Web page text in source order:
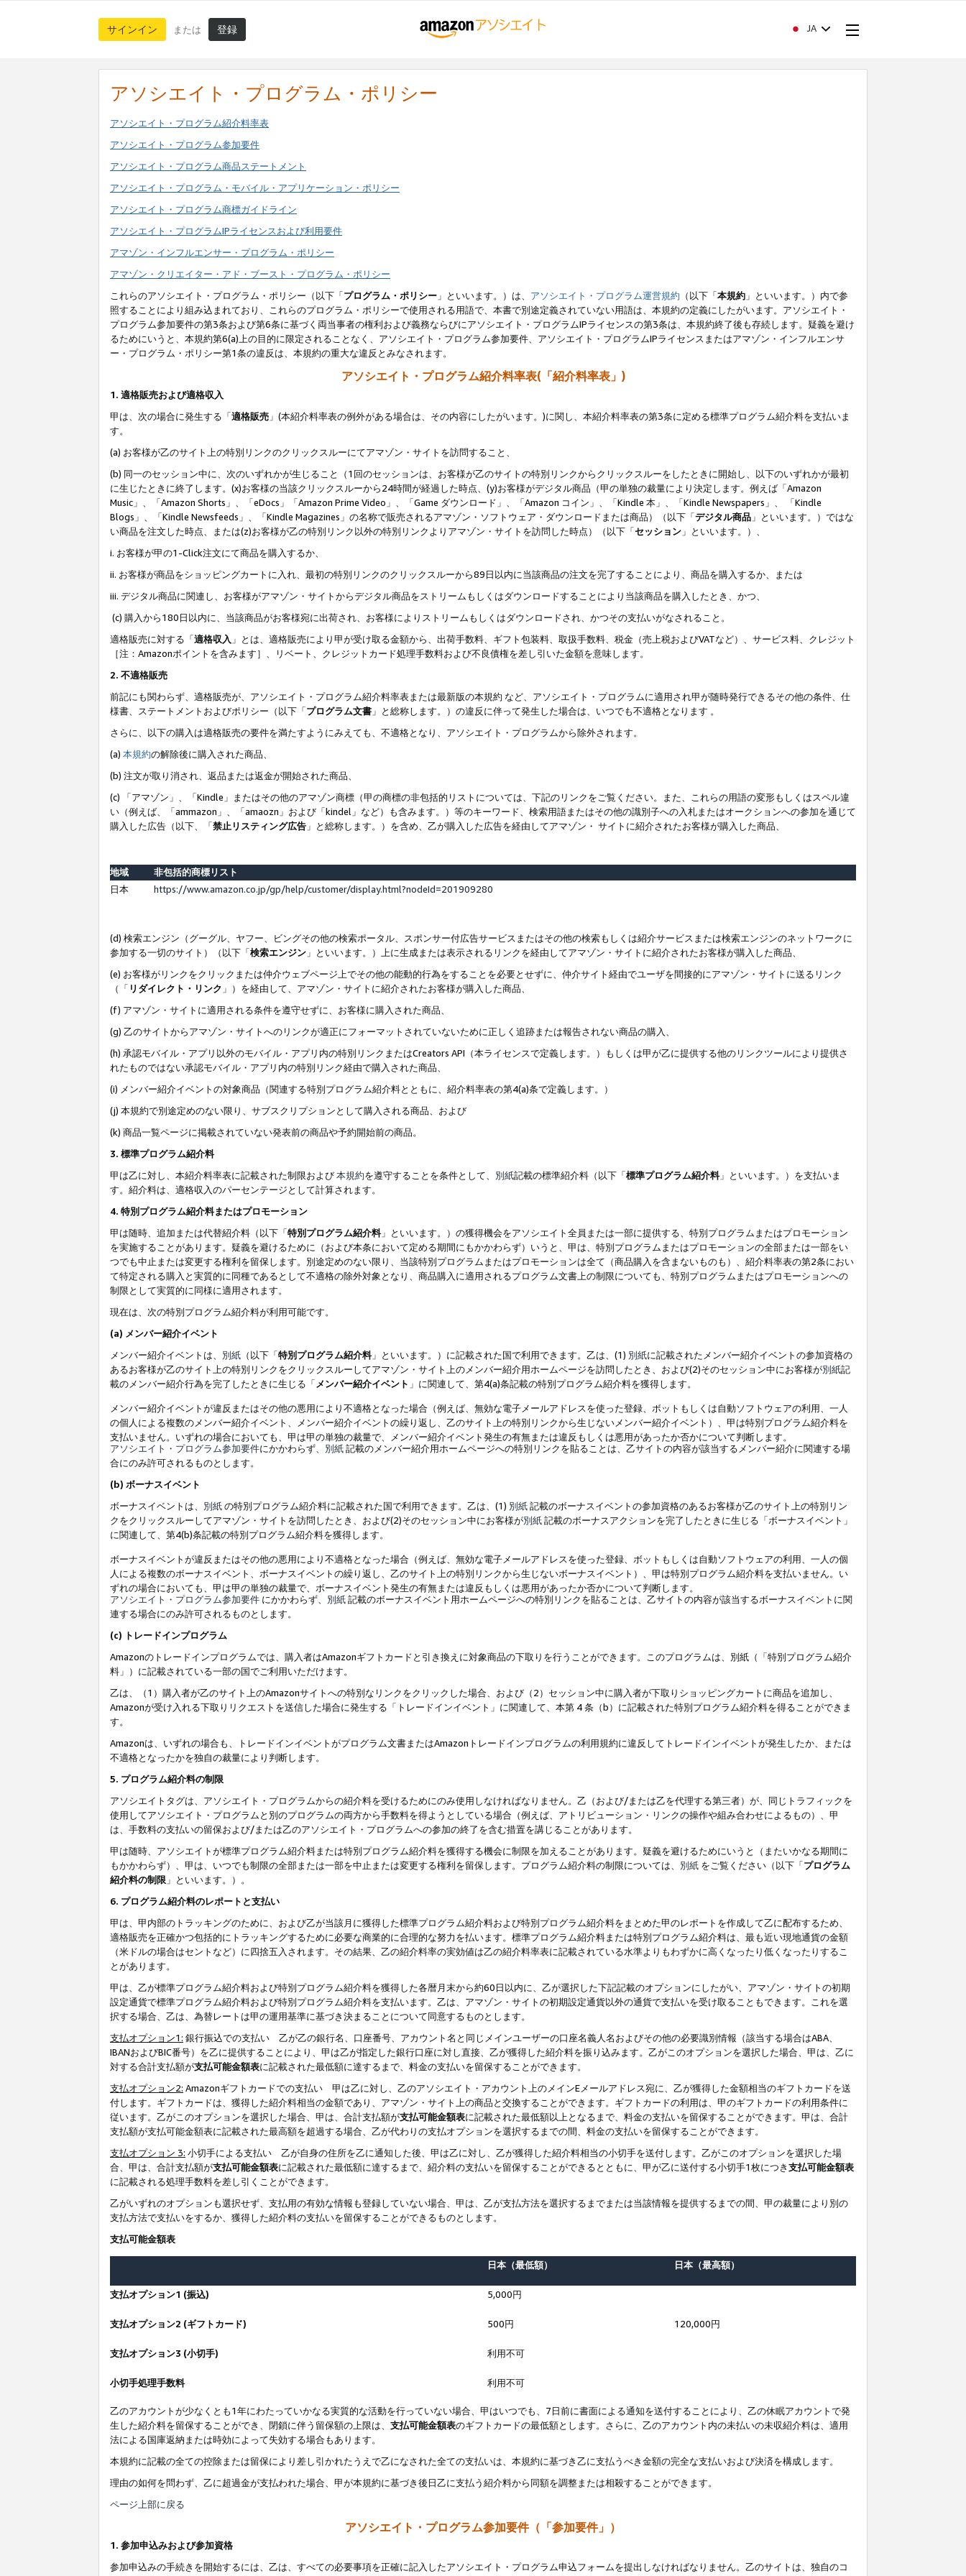
サインイン または 登録 JA
アソシエイト・プログラム・ポリシー
アソシエイト・プログラム紹介料率表
アソシエイト・プログラム参加要件
アソシエイト・プログラム商品ステートメント
アソシエイト・プログラム・モバイル・アプリケーション・ポリシー
アソシエイト・プログラム商標ガイドライン
アソシエイト・プログラムIPライセンスおよび利用要件
アマゾン・インフルエンサー・プログラム・ポリシー
アマゾン・クリエイター・アド・ブースト・プログラム・ポリシー
これらのアソシエイト・プログラム・ポリシー（以下「プログラム・ポリシー 」といいます。）は、 アソシエイト・プログラム運営規約 （以下「本規約 」といいます。）内で参
照することにより組み込まれており、これらのプログラム・ポリシーで使用される用語で、本書で別途定義されていない用語は、本規約の定義にしたがいます。アソシエイト・
プログラム参加要件の第3条および第6条に基づく両当事者の権利および義務ならびにアソシエイト・プログラムIPライセンスの第3条は、本規約終了後も存続します。疑義を避け
るためにいうと、本規約第6(a)上の目的に限定されることなく、アソシエイト・プログラム参加要件、アソシエイト・プログラムIPライセンスまたはアマゾン・インフルエンサ
ー・プログラム・ポリシー第1条の違反は、本規約の重大な違反とみなされます。
アソシエイト・プログラム紹介料率表(「紹介料率表」)
1. 適格販売および適格収入
甲は、次の場合に発生する「適格販売 」(本紹介料率表の例外がある場合は、その内容にしたがいます。)に関し、本紹介料率表の第3条に定める標準プログラム紹介料を支払いま
す。
(a) お客様が乙のサイト上の特別リンクのクリックスルーにてアマゾン・サイトを訪問すること、
(b) 同一のセッション中に、次のいずれかが生じること（1回のセッションは、お客様が乙のサイトの特別リンクからクリックスルーをしたときに開始し、以下のいずれかが最初
に生じたときに終了します。(x)お客様の当該クリックスルーから24時間が経過した時点、(y)お客様がデジタル商品（甲の単独の裁量により決定します。例えば「Amazon
Music」、「Amazon Shorts」、「eDocs」「Amazon Prime Video」、「Game ダウンロード」、「Amazon コイン」、「Kindle 本」、「Kindle Newspapers」、 「Kindle
Blogs」、「Kindle Newsfeeds」、「Kindle Magazines」の名称で販売されるアマゾン・ソフトウェア・ダウンロードまたは商品）（以下「デジタル商品 」といいます。）ではな
い商品を注文した時点、または(z)お客様が乙の特別リンク以外の特別リンクよりアマゾン・サイトを訪問した時点）（以下「セッション 」といいます。）、
i. お客様が甲の1-Click注文にて商品を購入するか、
ii. お客様が商品をショッピングカートに入れ、最初の特別リンクのクリックスルーから89日以内に当該商品の注文を完了することにより、商品を購入するか、または
iii. デジタル商品に関連し、お客様がアマゾン・サイトからデジタル商品をストリームもしくはダウンロードすることにより当該商品を購入したとき、かつ、
(c) 購入から180日以内に、当該商品がお客様宛に出荷され、お客様によりストリームもしくはダウンロードされ、かつその支払いがなされること。
適格販売に対する「適格収入 」とは、適格販売により甲が受け取る金額から、出荷手数料、ギフト包装料、取扱手数料、税金（売上税およびVATなど）、サービス料、クレジット
［注：Amazonポイントを含みます］、リベート、クレジットカード処理手数料および不良債権を差し引いた金額を意味します。
2. 不適格販売
前記にも関わらず、適格販売が、アソシエイト・プログラム紹介料率表または最新版の本規約 など、アソシエイト・プログラムに適用され甲が随時発行できるその他の条件、仕
様書、ステートメントおよびポリシー（以下「プログラム文書 」と総称します。）の違反に伴って発生した場合は、いつでも不適格となります 。
さらに、以下の購入は適格販売の要件を満たすようにみえても、不適格となり、アソシエイト・プログラムから除外されます。
(a) 本規約の解除後に購入された商品、
(b) 注文が取り消され、返品または返金が開始された商品、
(c) 「アマゾン」、「Kindle」またはその他のアマゾン商標（甲の商標の非包括的リストについては、下記のリンクをご覧ください。また、これらの用語の変形もしくはスペル違
い（例えば、「ammazon」、「amaozn」および「kindel」など）も含みます。）等のキーワード、検索用語またはその他の識別子への入札またはオークションへの参加を通じて
購入した広告（以下、「禁止リスティング広告 」と総称します。）を含め、乙が購入した広告を経由してアマゾン・ サイトに紹介されたお客様が購入した商品、
地域
非包括的商標リスト
日本
https://www.amazon.co.jp/gp/help/customer/display.html?nodeId=201909280
(d) 検索エンジン（グーグル、ヤフー、ビングその他の検索ポータル、スポンサー付広告サービスまたはその他の検索もしくは紹介サービスまたは検索エンジンのネットワークに
参加する一切のサイト）（以下「検索エンジン 」といいます。）上に生成または表示されるリンクを経由してアマゾン・サイトに紹介されたお客様が購入した商品、
(e) お客様がリンクをクリックまたは仲介ウェブページ上でその他の能動的行為をすることを必要とせずに、仲介サイト経由でユーザを間接的にアマゾン・サイトに送るリンク
（「 リダイレクト・リンク 」）を経由して、アマゾン・サイトに紹介されたお客様が購入した商品、
(f) アマゾン・サイトに適用される条件を遵守せずに、お客様に購入された商品、
(g) 乙のサイトからアマゾン・サイトへのリンクが適正にフォーマットされていないために正しく追跡または報告されない商品の購入、
(h) 承認モバイル・アプリ以外のモバイル・アプリ内の特別リンクまたはCreators API（本ライセンスで定義します。）もしくは甲が乙に提供する他のリンクツールにより提供さ
れたものではない承認モバイル・アプリ内の特別リンク経由で購入された商品、
(i) メンバー紹介イベントの対象商品（関連する特別プログラム紹介料とともに、紹介料率表の第4(a)条で定義します。）
(j) 本規約で別途定めのない限り、サブスクリプションとして購入される商品、および
(k) 商品一覧ページに掲載されていない発表前の商品や予約開始前の商品。
3. 標準プログラム紹介料
甲は乙に対し、本紹介料率表に記載された制限および本規約を遵守することを条件として、 別紙記載の標準紹介料（以下「標準プログラム紹介料」といいます。）を支払いま
す。紹介料は、適格収入のパーセンテージとして計算されます。
4. 特別プログラム紹介料またはプロモーション
甲は随時、追加または代替紹介料（以下「特別プログラム紹介料」といいます。）の獲得機会をアソシエイト全員または一部に提供する、特別プログラムまたはプロモーション
を実施することがあります。疑義を避けるために（および本条において定める期間にもかかわらず）いうと、甲は、特別プログラムまたはプロモーションの全部または一部をい
つでも中止または変更する権利を留保します。別途定めのない限り、当該特別プログラムまたはプロモーションは全て（商品購入を含まないものも）、紹介料率表の第2条におい
て特定される購入と実質的に同種であるとして不適格の除外対象となり、商品購入に適用されるプログラム文書上の制限についても、特別プログラムまたはプロモーションへの
制限として実質的に同様に適用されます。
現在は、次の特別プログラム紹介料が利用可能です。
(a) メンバー紹介イベント
メンバー紹介イベントは、 別紙 （以下「特別プログラム紹介料」といいます。）に記載された国で利用できます。乙は、(1) 別紙に記載されたメンバー紹介イベントの参加資格の
あるお客様が乙のサイト上の特別リンクをクリックスルーしてアマゾン・サイト上のメンバー紹介用ホームページを訪問したとき、および(2)そのセッション中にお客様が別紙記
載のメンバー紹介行為を完了したときに生じる「 メンバー紹介イベント 」に関連して、第4(a)条記載の特別プログラム紹介料を獲得します。
メンバー紹介イベントが違反またはその他の悪用により不適格となった場合（例えば、無効な電子メールアドレスを使った登録、ボットもしくは自動ソフトウェアの利用、一人
の個人による複数のメンバー紹介イベント、メンバー紹介イベントの繰り返し、乙のサイト上の特別リンクから生じないメンバー紹介イベント）、甲は特別プログラム紹介料を
支払いません。いずれの場合においても、甲は甲の単独の裁量で、メンバー紹介イベント発生の有無または違反もしくは悪用があったか否かについて判断します。
アソシエイト・プログラム参加要件にかかわらず、 別紙記載のメンバー紹介用ホームページへの特別リンクを貼ることは、乙サイトの内容が該当するメンバー紹介に関連する場
合にのみ許可されるものとします。
(b) ボーナスイベント
ボーナスイベントは、 別紙の特別プログラム紹介料に記載された国で利用できます。乙は、(1) 別紙記載のボーナスイベントの参加資格のあるお客様が乙のサイト上の特別リン
クをクリックスルーしてアマゾン・サイトを訪問したとき、および(2)そのセッション中にお客様が別紙記載のボーナスアクションを完了したときに生じる「ボーナスイベント」
に関連して、第4(b)条記載の特別プログラム紹介料を獲得します。
ボーナスイベントが違反またはその他の悪用により不適格となった場合（例えば、無効な電子メールアドレスを使った登録、ボットもしくは自動ソフトウェアの利用、一人の個
人による複数のボーナスイベント、ボーナスイベントの繰り返し、乙のサイト上の特別リンクから生じないボーナスイベント）、甲は特別プログラム紹介料を支払いません。い
ずれの場合においても、甲は甲の単独の裁量で、ボーナスイベント発生の有無または違反もしくは悪用があったか否かについて判断します。
アソシエイト・プログラム参加要件 にかかわらず、 別紙記載のボーナスイベント用ホームページへの特別リンクを貼ることは、乙サイトの内容が該当するボーナスイベントに関
連する場合にのみ許可されるものとします。
(c) トレードインプログラム
Amazonのトレードインプログラムでは、購入者はAmazonギフトカードと引き換えに対象商品の下取りを行うことができます。このプログラムは、別紙（「特別プログラム紹介
料」）に記載されている一部の国でご利用いただけます。
乙は、（1）購入者が乙のサイト上のAmazonサイトへの特別なリンクをクリックした場合、および（2）セッション中に購入者が下取りショッピングカートに商品を追加し、
Amazonが受け入れる下取りリクエストを送信した場合に発生する「トレードインイベント」に関連して、本第 4 条（b）に記載された特別プログラム紹介料を得ることができま
す。
Amazonは、いずれの場合も、トレードインイベントがプログラム文書またはAmazonトレードインプログラムの利用規約に違反してトレードインイベントが発生したか、または
不適格となったかを独自の裁量により判断します。
5. プログラム紹介料の制限
アソシエイトタグは、アソシエイト・プログラムからの紹介料を受けるためにのみ使用しなければなりません。乙（および/または乙を代理する第三者）が、同じトラフィックを
使用してアソシエイト・プログラムと別のプログラムの両方から手数料を得ようとしている場合（例えば、アトリビューション・リンクの操作や組み合わせによるもの）、甲
は、手数料の支払いの留保および/または乙のアソシエイト・プログラムへの参加の終了を含む措置を講じることがあります。
甲は随時、アソシエイトが標準プログラム紹介料または特別プログラム紹介料を獲得する機会に制限を加えることがあります。疑義を避けるためにいうと（またいかなる期間に
もかかわらず）、甲は、いつでも制限の全部または一部を中止または変更する権利を留保します。プログラム紹介料の制限については、 別紙 をご覧ください（以下「プログラム
紹介料の制限 」といいます。）。
6. プログラム紹介料のレポートと支払い
甲は、甲内部のトラッキングのために、および乙が当該月に獲得した標準プログラム紹介料および特別プログラム紹介料をまとめた甲のレポートを作成して乙に配布するため、
適格販売を正確かつ包括的にトラッキングするために必要な商業的に合理的な努力を払います。標準プログラム紹介料または特別プログラム紹介料は、最も近い現地通貨の金額
（米ドルの場合はセントなど）に四捨五入されます。その結果、乙の紹介料率の実効値は乙の紹介料率表に記載されている水準よりもわずかに高くなったり低くなったりするこ
とがあります。
甲は、乙が標準プログラム紹介料および特別プログラム紹介料を獲得した各暦月末から約60日以内に、乙が選択した下記記載のオプションにしたがい、アマゾン・サイトの初期
設定通貨で標準プログラム紹介料および特別プログラム紹介料を支払います。乙は、アマゾン・サイトの初期設定通貨以外の通貨で支払いを受け取ることもできます。これを選
択する場合、乙は、為替レートは甲の運用基準に基づき決まることについて同意するものとします。
支払オプション1: 銀行振込での支払い 乙が乙の銀行名、口座番号、アカウント名と同じメインユーザーの口座名義人名およびその他の必要識別情報（該当する場合はABA、
IBANおよびBIC番号）を乙に提供することにより、甲は乙が指定した銀行口座に対し直接、乙が獲得した紹介料を振り込みます。乙がこのオプションを選択した場合、甲は、乙に
対する合計支払額が支払可能金額表に記載された最低額に達するまで、料金の支払いを留保することができます。
支払オプション2: Amazonギフトカードでの支払い 甲は乙に対し、乙のアソシエイト・アカウント上のメインEメールアドレス宛に、乙が獲得した金額相当のギフトカードを送
付します。ギフトカードは、獲得した紹介料相当の金額であり、アマゾン・サイト上の商品と交換することができます。ギフトカードの利用は、甲のギフトカードの利用条件に
従います。乙がこのオプションを選択した場合、甲は、合計支払額が支払可能金額表に記載された最低額以上となるまで、料金の支払いを留保することができます。甲は、合計
支払額が支払可能金額表に記載された最高額を超過する場合、乙が代わりの支払オプションを選択するまでの間、料金の支払いを留保することができます。
支払オプション 3: 小切手による支払い 乙が自身の住所を乙に通知した後、甲は乙に対し、乙が獲得した紹介料相当の小切手を送付します。乙がこのオプションを選択した場
合、甲は、合計支払額が支払可能金額表に記載された最低額に達するまで、紹介料の支払いを留保することができるとともに、甲が乙に送付する小切手1枚につき支払可能金額表
に記載される処理手数料を差し引くことができます。
乙がいずれのオプションも選択せず、支払用の有効な情報も登録していない場合、甲は、乙が支払方法を選択するまでまたは当該情報を提供するまでの間、甲の裁量により別の
支払方法で支払いをするか、獲得した紹介料の支払いを留保することができるものとします。
支払可能金額表
日本（最低額） 日本（最高額）
支払オプション1 (振込) 5,000円
支払オプション2 (ギフトカード) 500円 120,000円
支払オプション3 (小切手) 利用不可
小切手処理手数料 利用不可
乙のアカウントが少なくとも1年にわたっていかなる実質的な活動を行っていない場合、甲はいつでも、7日前に書面による通知を送付することにより、乙の休眠アカウントで発
生した紹介料を留保することができ、閉鎖に伴う留保額の上限は、 支払可能金額表のギフトカードの最低額とします。さらに、乙のアカウント内の未払いの未収紹介料は、適用
法による国庫返納または時効によって失効する場合もあります。
本規約に記載の全ての控除または留保により差し引かれたうえで乙になされた全ての支払いは、本規約に基づき乙に支払うべき金額の完全な支払いおよび決済を構成します。
理由の如何を問わず、乙に超過金が支払われた場合、甲が本規約に基づき後日乙に支払う紹介料から同額を調整または相殺することができます。
ページ上部に戻る
アソシエイト・プログラム参加要件（「参加要件」）
1. 参加申込みおよび参加資格
参加申込みの手続きを開始するには、乙は、すべての必要事項を正確に記入したアソシエイト・プログラム申込フォームを提出しなければなりません。乙のサイトは、独自のコ